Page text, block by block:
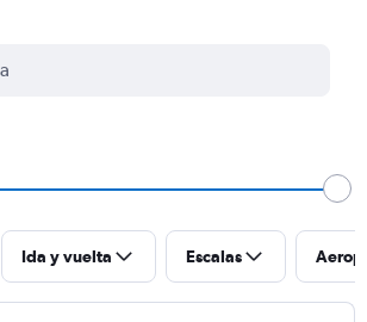
Ida y vuelta Escalas